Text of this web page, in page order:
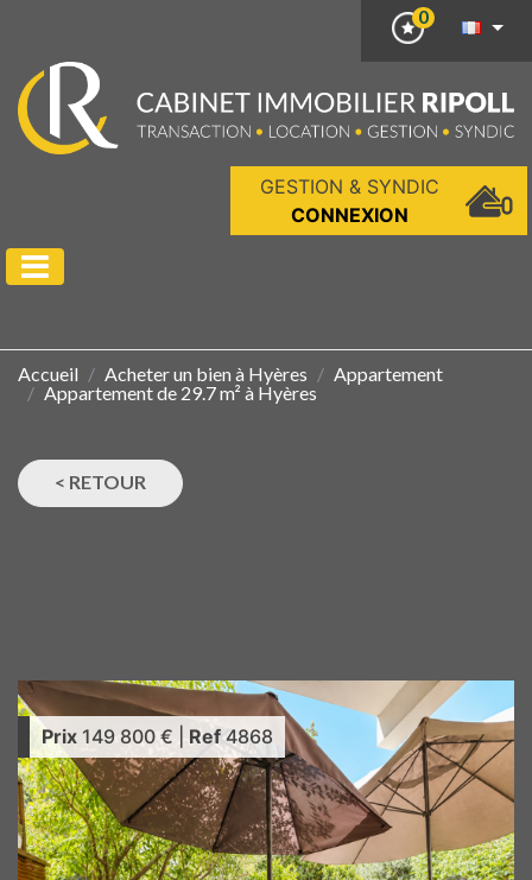
0
GESTION & SYNDIC
CONNEXION
Accueil Acheter un bien à Hyères
Appartement
Appartement de 29.7 m² à Hyères
< RETOUR
Prix 149 800 € Ref 4868